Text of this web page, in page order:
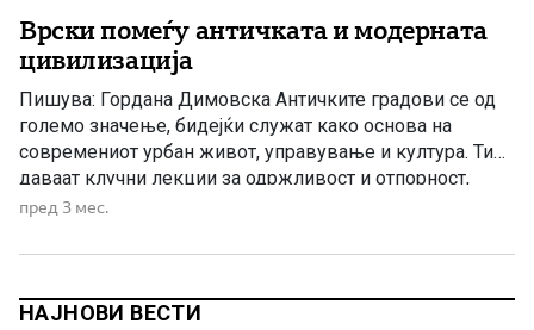
Врски помеѓу античката и модерната
цивилизација
Пишува: Гордана Димовска Античките градови се од
големо значење, бидејќи служат како основа на
современиот урбан живот, управување и култура. Тие
даваат клучни лекции за одржливост и отпорност,
дејствувајќи како прототипови за мегаградови (на пр.
долината на Нил. Страницата History, Mystery and
пред 3 мес.
НАЈНОВИ ВЕСТИ